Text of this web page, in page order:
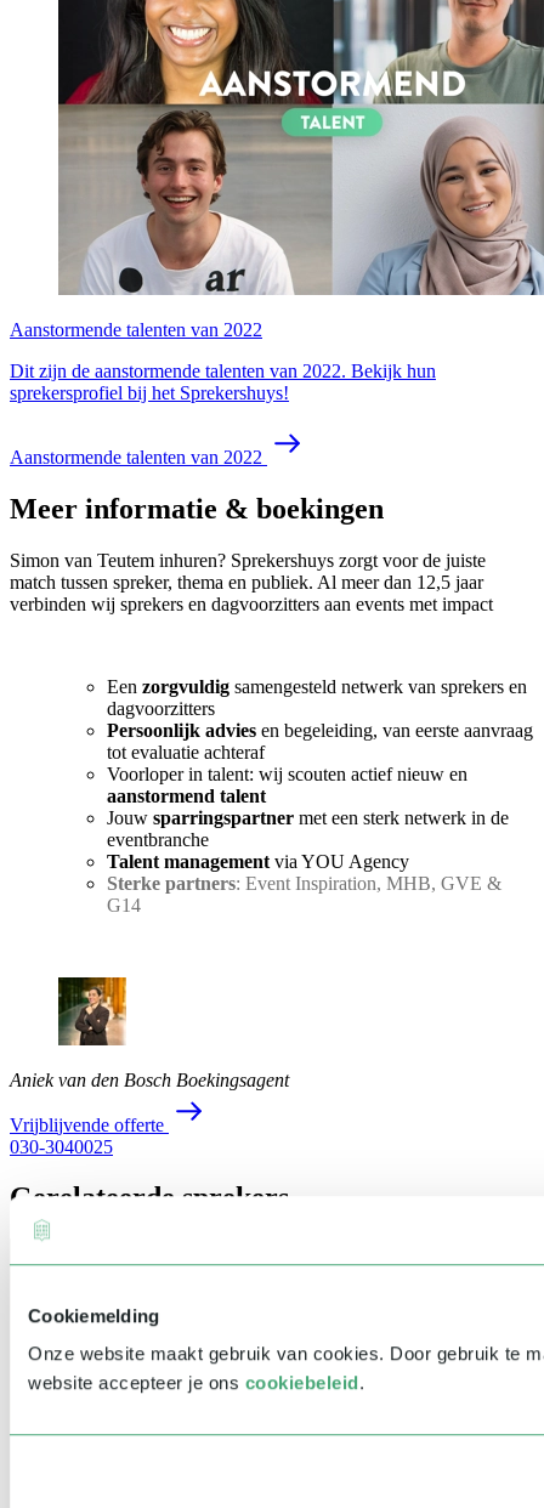
Cookiemelding
Onze website maakt gebruik van cookies. Door gebruik te
website accepteer je ons cookiebeleid.
Aanstormende talenten van 2022
Dit zijn de aanstormende talenten van 2022. Bekijk hun
sprekersprofiel bij het Sprekershuys!
Aanstormende talenten van 2022
Meer informatie & boekingen
Simon van Teutem inhuren? Sprekershuys zorgt voor de juiste
match tussen spreker, thema en publiek. Al meer dan 12,5 jaar
verbinden wij sprekers en dagvoorzitters aan events met impact
Een zorgvuldig samengesteld netwerk van sprekers en
dagvoorzitters
Persoonlijk advies en begeleiding, van eerste aanvraag
tot evaluatie achteraf
Voorloper in talent: wij scouten actief nieuw en
aanstormend talent
Jouw sparringspartner met een sterk netwerk in de
eventbranche
Talent management via YOU Agency
Sterke partners: Event Inspiration, MHB, GVE &
G14
Aniek van den Bosch Boekingsagent
Vrijblijvende offerte
030-3040025
Gerelateerde sprekers